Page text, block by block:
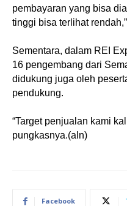
pembayaran yang bisa
tinggi bisa terlihat
Sementara, dalam REI
16 pengembang dari
didukung juga oleh
pendukung.
“Target penjualan kami
pungkasnya.(aln)
Facebook